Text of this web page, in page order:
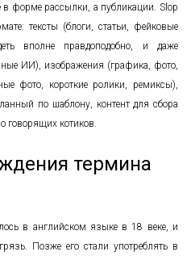
в форме рассылки, а публикации. Slop
тексты (блоги, статьи, фейковые
вполне правдоподобно, и даже
ИИ), изображения (графика, фото,
фото, короткие ролики, ремиксы),
по шаблону, контент для сбора
говорящих котиков.
термина
в английском языке в 18 веке, и
Позже его стали употреблять в